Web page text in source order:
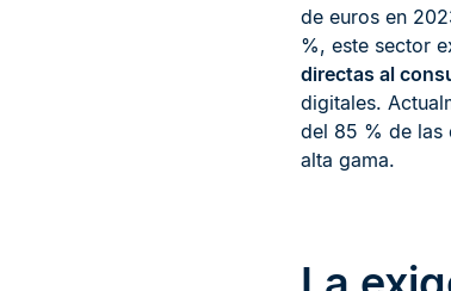
de euros en
%, este sector
directas al
digitales.
del 85 % de las
alta gama.